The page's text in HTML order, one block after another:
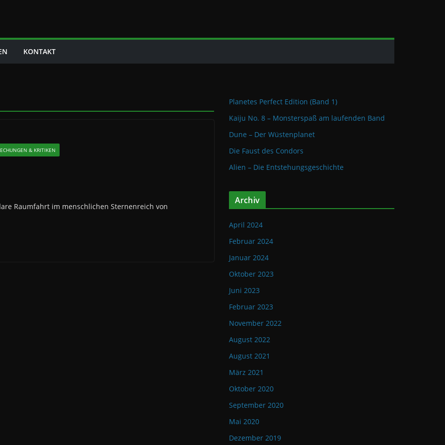
KONTAKT
& KRITIKEN
Raumfahrt im menschlichen Sternenreich von
Planetes Perfect Edition (Band 1)
Kaiju No. 8 – Monsterspaß am laufenden Band
Dune – Der Wüstenplanet
Die Faust des Condors
Alien – Die Entstehungsgeschichte
Archiv
April 2024
Februar 2024
Januar 2024
Oktober 2023
Juni 2023
Februar 2023
November 2022
August 2022
August 2021
März 2021
Oktober 2020
September 2020
Mai 2020
Dezember 2019